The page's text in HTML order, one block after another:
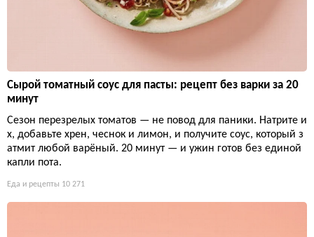
Сырой томатный соус для пасты: рецепт без варки за 20
минут
Сезон перезрелых томатов — не повод для паники. Натрите и
х, добавьте хрен, чеснок и лимон, и получите соус, который з
атмит любой варёный. 20 минут — и ужин готов без единой
капли пота.
Еда и рецепты 10 271